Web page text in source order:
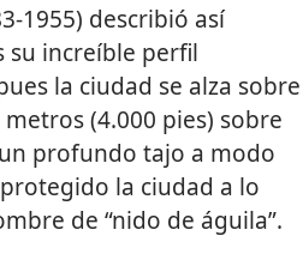
1955) describió así
su increíble perfil
la ciudad se alza sobre
(4.000 pies) sobre
profundo tajo a modo
la ciudad a lo
de “nido de águila”.